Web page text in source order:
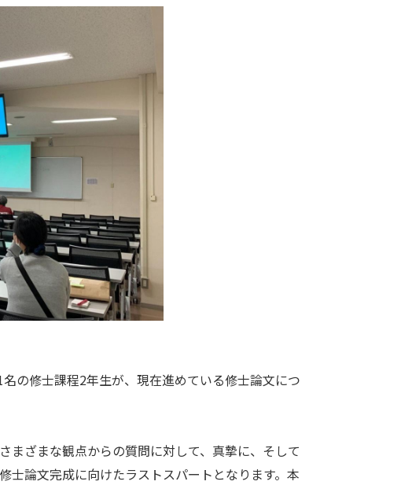
の修士課程2年生が、現在進めている修士論文につ
ざまな観点からの質問に対して、真摯に、そして
士論文完成に向けたラストスパートとなります。本